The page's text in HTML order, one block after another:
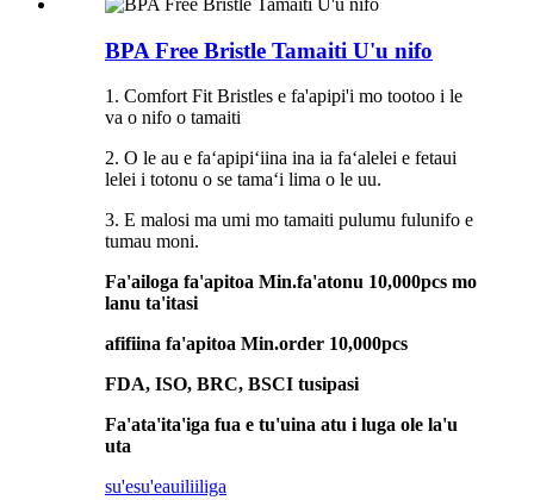
BPA Free Bristle Tamaiti U'u nifo
1. Comfort Fit Bristles e fa'apipi'i mo tootoo i le
va o nifo o tamaiti
2. O le au e faʻapipiʻiina ina ia faʻalelei e fetaui
lelei i totonu o se tamaʻi lima o le uu.
3. E malosi ma umi mo tamaiti pulumu fulunifo e
tumau moni.
Fa'ailoga fa'apitoa Min.fa'atonu 10,000pcs mo
lanu ta'itasi
afifiina fa'apitoa Min.order 10,000pcs
FDA, ISO, BRC, BSCI tusipasi
Fa'ata'ita'iga fua e tu'uina atu i luga ole la'u
uta
su'esu'eauiliiliga